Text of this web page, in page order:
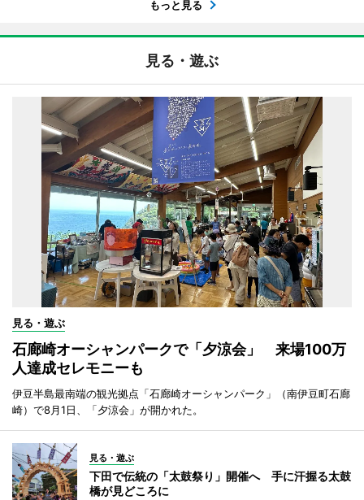
もっと見る
見る・遊ぶ
見る・遊ぶ
石廊崎オーシャンパークで「夕涼会」 来場100万
人達成セレモニーも
伊豆半島最南端の観光拠点「石廊崎オーシャンパーク」（南伊豆町石廊
崎）で8月1日、「夕涼会」が開かれた。
見る・遊ぶ
下田で伝統の「太鼓祭り」開催へ 手に汗握る太鼓
橋が見どころに